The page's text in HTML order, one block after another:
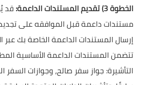
الخطوة 3) تقديم المستندات الداعمة:
قد
مستندات داعمة قبل الموافقه على
إرسال المستندات الداعمة الخاصة بك عبر
تتضمن المستندات الداعمة الأساسية
التأشيرة: جواز سفر صالح، وجوازات السفر